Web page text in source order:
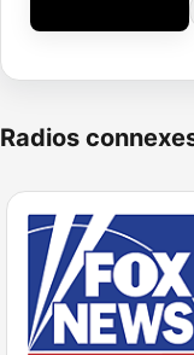
Radios